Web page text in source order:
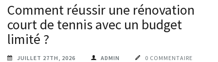
Comment réussir une rénovation
court de tennis avec un budget
limité ?
JUILLET 27TH, 2026 ADMIN 0 COMMENTAIRE